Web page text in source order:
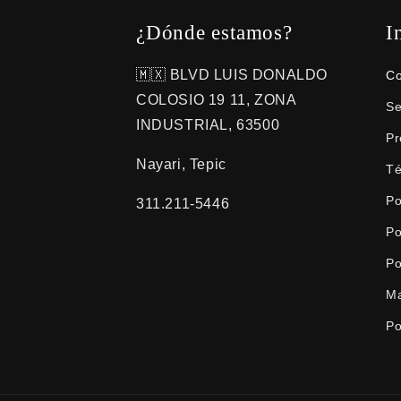
c
t
¿Dónde estamos?
🇲🇽 BLVD LUIS DONALDO
COLOSIO 19 11, ZONA
INDUSTRIAL, 63500
Nayari, Tepic
311.211-5446